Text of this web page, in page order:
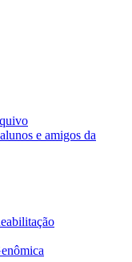
e amigos da